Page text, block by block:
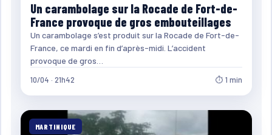
Un carambolage sur la Rocade de Fort-de-
France provoque de gros embouteillages
Un carambolage s’est produit sur la Rocade de Fort-de-
France, ce mardi en fin d’après-midi. L’accident
provoque de gros…
10/04 · 21h42 ⏱ 1 min
MARTINIQUE